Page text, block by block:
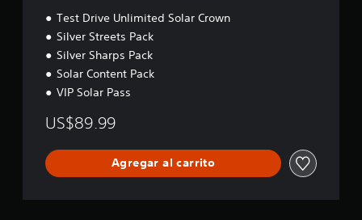
Test Drive Unlimited Solar Crown
Silver Streets Pack
Silver Sharps Pack
Solar Content Pack
VIP Solar Pass
US$89.99
Agregar al carrito